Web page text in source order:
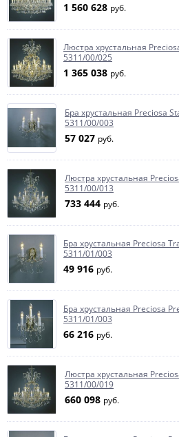
1 560 628 руб.
Люстра хрустальная
5311/00/025
1 365 038 руб.
Бра хрустальная Preciosa
5311/00/003
57 027 руб.
Люстра хрустальная
5311/00/013
733 444 руб.
Бра хрустальная Preciosa
5311/01/003
49 916 руб.
Бра хрустальная Preciosa
5311/01/003
66 216 руб.
Люстра хрустальная
5311/00/019
660 098 руб.